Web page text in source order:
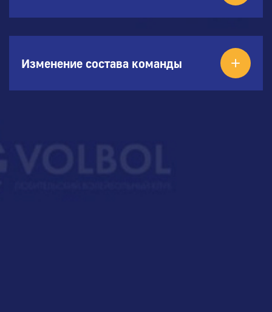
Изменение состава команды